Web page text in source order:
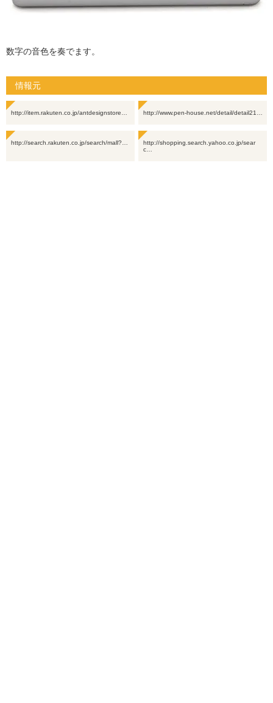
数字の音色を奏でます。
情報元
http://item.rakuten.co.jp/antdesignstore… http://www.pen-house.net/detail/detail21…
http://search.rakuten.co.jp/search/mall?…
http://shopping.search.yahoo.co.jp/sear
c…